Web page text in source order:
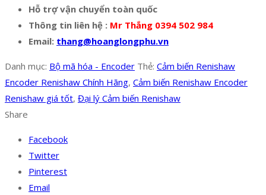
Hỗ trợ vận chuyển toàn quốc
Thông tin liên hệ : Mr Thắng 0394 502 984
Email: thang@hoanglongphu.vn
Danh mục: Bộ mã hóa - Encoder Thẻ: Cảm biến Renishaw
Encoder Renishaw Chính Hãng, Cảm biến Renishaw Encoder
Renishaw giá tốt, Đại lý Cảm biến Renishaw
Share
Facebook
Twitter
Pinterest
Email